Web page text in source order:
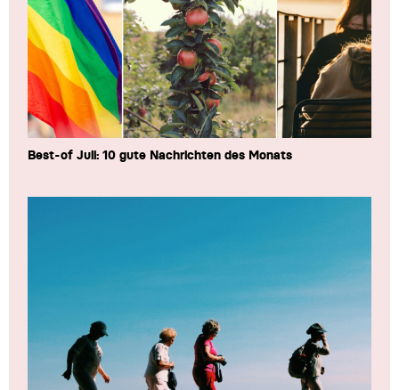
Best-of Juli: 10 gute Nachrichten des Monats